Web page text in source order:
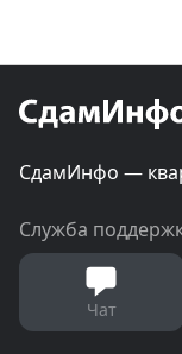
СдамИнфо —
Служба
Чат